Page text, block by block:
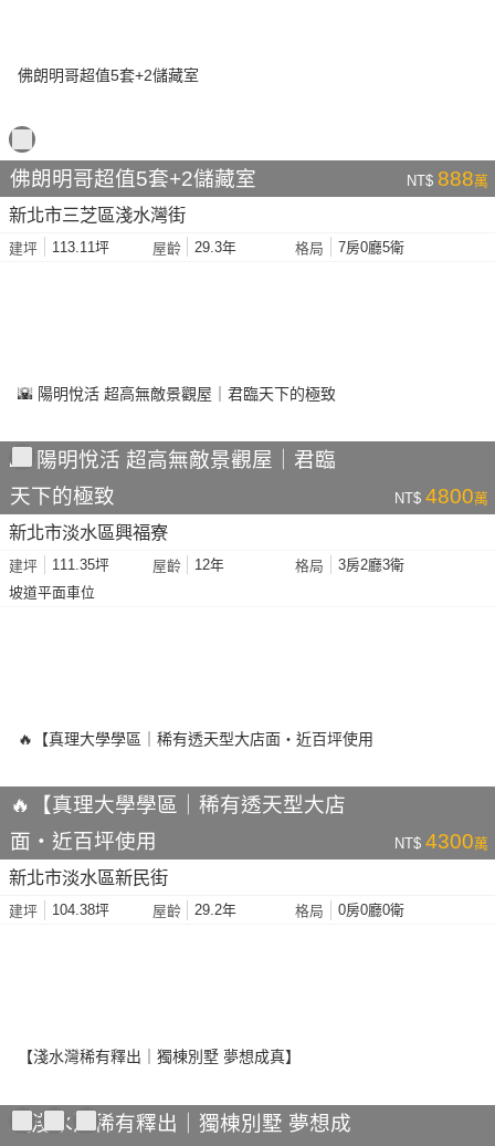
佛朗明哥超值5套+2儲藏室 NT$ 888萬
新北市三芝區淺水灣街
建坪 113.11坪 屋齡 29.3年 格局 7房0廳5衛
🌇 陽明悅活 超高無敵景觀屋｜君臨
天下的極致
NT$ 4800萬
新北市淡水區興福寮
建坪 111.35坪 屋齡 12年 格局
3房2廳3衛
坡道平面車位
🔥【真理大學學區｜稀有透天型大店
面・近百坪使用
NT$ 4300萬
新北市淡水區新民街
建坪 104.38坪 屋齡 29.2年 格局 0房0廳0衛
【淺水灣稀有釋出｜獨棟別墅 夢想成